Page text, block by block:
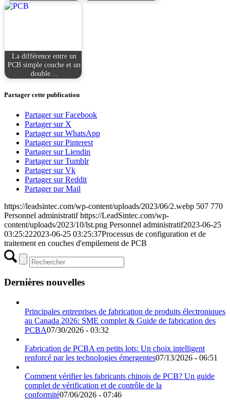
La différence entre un
PCB simple couche et un
double…
Partager cette publication
Partager sur Facebook
Partager sur X
Partager sur WhatsApp
Partager sur Pinterest
Partager sur Liendin
Partager sur Tumblr
Partager sur Vk
Partager sur Reddit
Partager par Mail
https://leadsintec.com/wp-content/uploads/2023/06/2.webp 507 770
Personnel administratif https://LeadSintec.com/wp-
content/uploads/2023/10/lst.png Personnel administratif2023-06-25
03:25:222023-06-25 03:25:37Processus de configuration et de
traitement en couches d'empilement de PCB
Dernières nouvelles
Principales entreprises de fabrication de produits électroniques
au Canada 2026: SME complet & Guide de fabrication des
PCBA07/30/2026 - 03:32
Fabrication de PCBA en petits lots: Un choix intelligent
renforcé par les technologies émergentes07/13/2026 - 06:51
Comment vérifier les fabricants chinois de PCB? Un guide
complet de vérification et de contrôle de la
conformité07/06/2026 - 07:46